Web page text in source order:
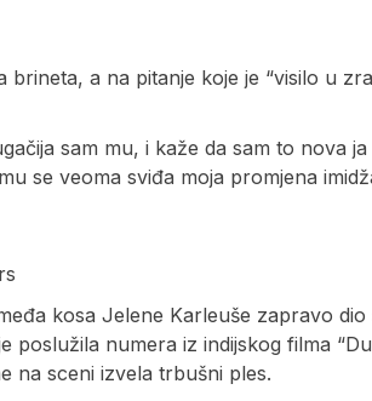
a na pitanje koje je “visilo u
sam mu, i kaže da sam to nova
se veoma sviđa moja promjena
kosa Jelene Karleuše zapravo
poslužila numera iz indijskog filma
na sceni izvela trbušni ples.